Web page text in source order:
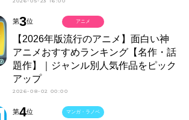
第3位
【2026年版流行のアニメ】面白い神
アニメおすすめランキング【名作・話
題作】｜ジャンル別人気作品をピック
アップ
2026-08-02 00:00
アニメ
第4位 マンガ・ラノベ